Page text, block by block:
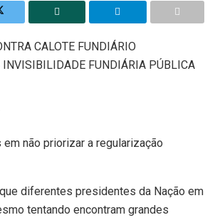
CALOTE FUNDIÁRIO
INVISIBILIDADE FUNDIÁRIA PÚBLICA
em não priorizar a regularização
diferentes presidentes da Nação em
tentando encontram grandes